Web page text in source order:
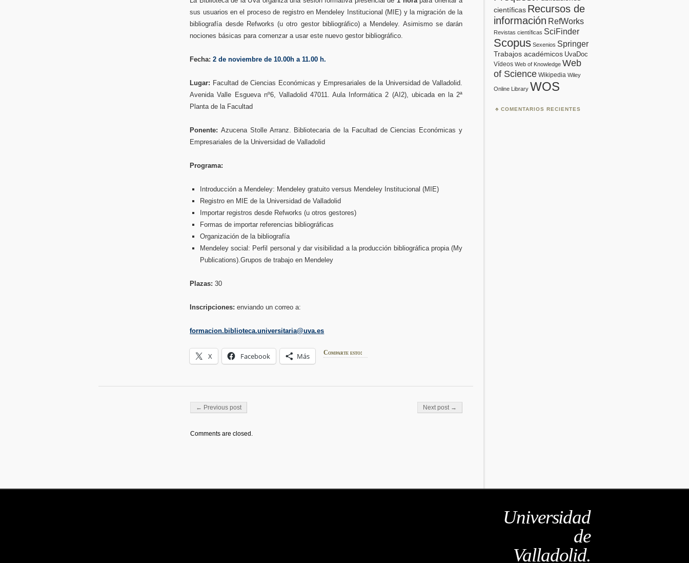
sus usuarios en el proceso de registro en Mendeley Institucional (MIE) y la migración de la
bibliografía desde Refworks (u otro gestor bibliográfico) a Mendeley. Asimismo se darán
nociones básicas para comenzar a usar este nuevo gestor bibliográfico.
Fecha: 2 de noviembre de 10.00h a 11.00 h.
Lugar: Facultad de Ciencias Económicas y Empresariales de la Universidad de Valladolid.
Avenida Valle Esgueva nº6, Valladolid 47011. Aula Informática 2 (AI2), ubicada en la 2ª
Planta de la Facultad
Ponente:Azucena Stolle Arranz. Bibliotecaria de la Facultad de Ciencias Económicas y
Empresariales de la Universidad de Valladolid
Programa:
Introducción a Mendeley: Mendeley gratuito versus Mendeley Institucional (MIE)
Registro en MIE de la Universidad de Valladolid
Importar registros desde Refworks (u otros gestores)
Formas de importar referencias bibliográficas
Organización de la bibliografía
Mendeley social: Perfil personal y dar visibilidad a la producción bibliográfica propia (My
Publications).Grupos de trabajo en Mendeley
Plazas: 30
Inscripciones: enviando un correo a:
formacion.biblioteca.universitaria@uva.es
Comparte esto:
X Facebook Más
Post navigation
← Previous post Next post →
Comments are closed.
científicas Recursos de
información RefWorks
Revistas científicas SciFinder
Scopus Sexenios Springer
Trabajos académicos UvaDoc
Vídeos Web of Knowledge Web
of Science Wikipedia Wiley
Online Library WOS
COMENTARIOS RECIENTES
Universidad
de
Valladolid.